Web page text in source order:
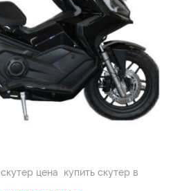
скутер цена купить скутер в